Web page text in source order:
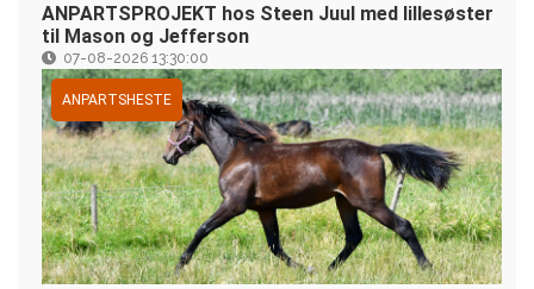
ANPARTSPROJEKT hos Steen Juul med lillesøster
til Mason og Jefferson
07-08-2026 13:30:00
ANPARTSHESTE